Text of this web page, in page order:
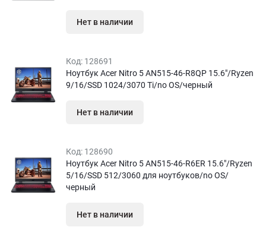
Нет в наличии
Код: 128691
Ноутбук Acer Nitro 5 AN515-46-R8QP 15.6″/Ryzen
9/16/SSD 1024/3070 Ti/no OS/черный
Нет в наличии
Код: 128690
Ноутбук Acer Nitro 5 AN515-46-R6ER 15.6″/Ryzen
5/16/SSD 512/3060 для ноутбуков/no OS/
черный
Нет в наличии